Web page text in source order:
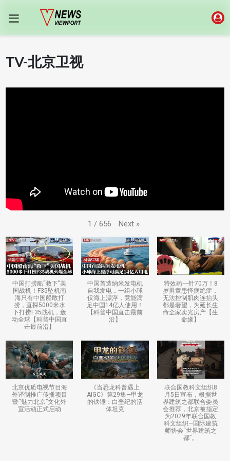
TV-北京卫视
1 / 656 Next »
中国打捞船“救下”美
国战机！F35坠机南
海只有中国船敢打
捞，直探5000米水
下打捞F35战机，轰
动全球【科普中国直
击最前沿】
中国首造纳米发电机
自我发电，一组小球
仅海上漂浮，竟能满
足中国14亿人使用！
【科普中国直击最前
沿】
特效药一针70万！8
岁男童患怪病绝症，
无法控制肌肉连抬头
都是奢望，为延长生
命全家卖光房产【生
命缘】
北京优质电视节目海
外译制推广传播项目
暨“魅力北京”文化外
宣活动正式启动
《当恐龙科普遇上
AIGC》第29集—甲龙
的铁锤：白垩纪的活
体坦克
联合国教科文组织8
月5日宣布，根据世
界建筑之都联合委员
会推荐，北京被指定
为2029年联合国教
科文组织—国际建筑
师协会“世界建筑之
都”。